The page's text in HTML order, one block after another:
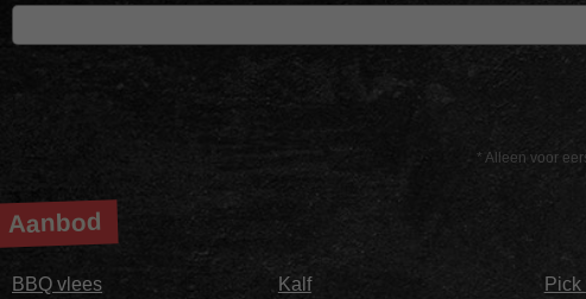
* Alleen voor
Aanbod
BBQ vlees
Kalf